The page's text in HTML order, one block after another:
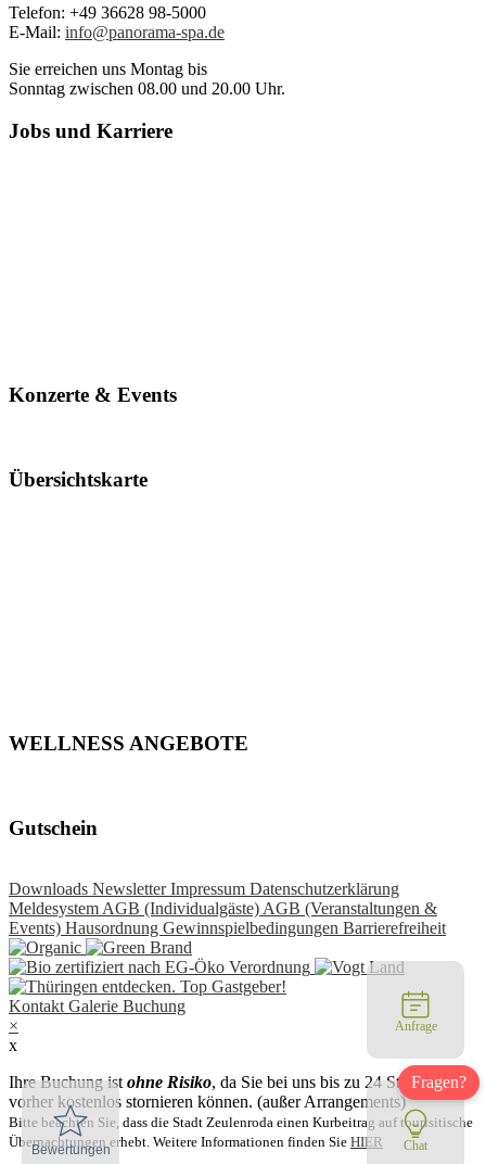
Anfrage
Chat
Bewertungen
Telefon: +49 36628 98-5000
E-Mail: info@panorama-spa.de
Sie erreichen uns Montag bis
Sonntag zwischen 08.00 und 20.00 Uhr.
Jobs und Karriere
Konzerte & Events
Übersichtskarte
WELLNESS ANGEBOTE
Gutschein
Downloads NewsletterImpressum Datenschutzerklärung
Meldesystem AGB (Individualgäste) AGB (Veranstaltungen &
Events) Hausordnung Gewinnspielbedingungen Barrierefreiheit
Kontakt Galerie Buchung
×
x
Ihre Buchung ist ohne Risiko, da Sie bei uns bis zu 24 Stunden
vorher kostenlos stornieren können. (außer Arrangements)
Bitte beachten Sie, dass die Stadt Zeulenroda einen Kurbeitrag auf tourisitische
Übernachtungen erhebt. Weitere Informationen finden Sie HIER